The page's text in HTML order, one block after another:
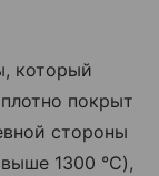
который
покрыт
стороны
1300 °C),